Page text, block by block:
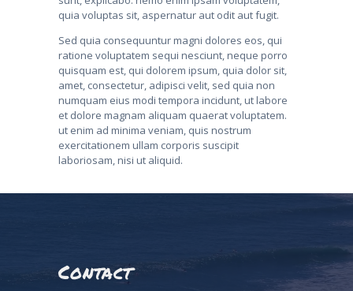
quia voluptas sit, aspernatur aut odit aut fugit.
Sed quia consequuntur magni dolores eos, qui
ratione voluptatem sequi nesciunt, neque porro
quisquam est, qui dolorem ipsum, quia dolor sit,
amet, consectetur, adipisci velit, sed quia non
numquam eius modi tempora incidunt, ut labore
et dolore magnam aliquam quaerat voluptatem.
ut enim ad minima veniam, quis nostrum
exercitationem ullam corporis suscipit
laboriosam, nisi ut aliquid.
Contact